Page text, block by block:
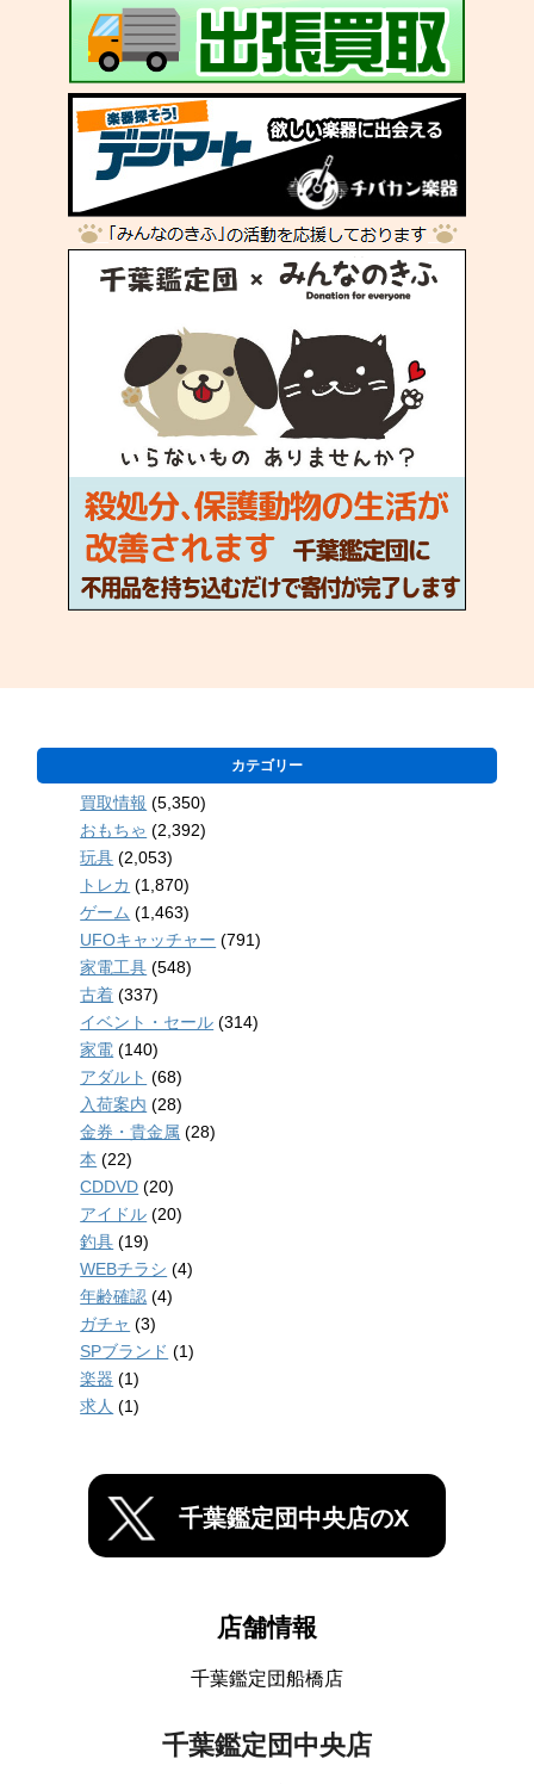
カテゴリー
買取情報 (5,350)
おもちゃ (2,392)
玩具 (2,053)
トレカ (1,870)
ゲーム (1,463)
UFOキャッチャー (791)
家電工具 (548)
古着 (337)
イベント・セール (314)
家電 (140)
アダルト (68)
入荷案内 (28)
金券・貴金属 (28)
本 (22)
CDDVD (20)
アイドル (20)
釣具 (19)
WEBチラシ (4)
年齢確認 (4)
ガチャ (3)
SPブランド (1)
楽器 (1)
求人 (1)
千葉鑑定団中央店のX
店舗情報
千葉鑑定団船橋店
千葉鑑定団中央店